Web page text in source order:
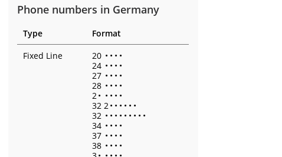
Phone numbers in Germany
Type
Format
Fixed Line
20 • • • •
24 • • • •
27 • • • •
28 • • • •
2• • • • •
32 2• • • • • •
32 • • • • • • • • •
34 • • • •
37 • • • •
38 • • • •